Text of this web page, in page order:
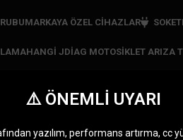
MARKAYA ÖZEL CIHAZLAR
HANGI JDIAG MOTOSIKLET ARIZA
fiyat
⚠️ ÖNEMLİ UYARI
yazılım, performans artırma, cc